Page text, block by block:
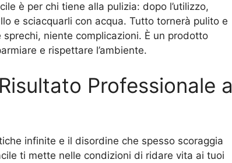
è per chi tiene alla pulizia: dopo l’utilizzo,
e sciacquarli con acqua. Tutto tornerà pulito e
niente complicazioni. È un prodotto
e rispettare l’ambiente.
Professionale a
infinite e il disordine che spesso scoraggia
ti mette nelle condizioni di ridare vita ai tuoi